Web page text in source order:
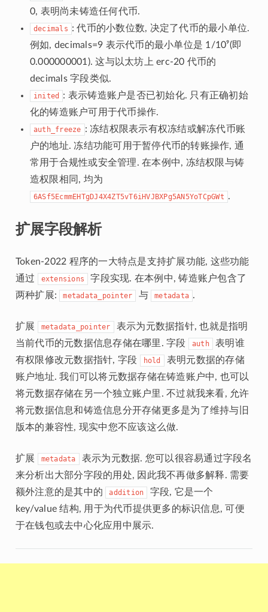
0, 表明尚未铸造任何代币.
decimals : 代币的小数位数, 决定了代币的最小单位.
例如, decimals=9 表示代币的最小单位是 1/10⁹(即
0.000000001). 这与以太坊上 erc-20 代币的
decimals 字段类似.
inited
: 表示铸造账户是否已初始化. 只有正确初始
化的铸造账户可用于代币操作.
auth_freeze : 冻结权限表示有权冻结或解冻代币账
户的地址. 冻结功能可用于暂停代币的转账操作, 通
常用于合规性或安全管理. 在本例中, 冻结权限与铸
造权限相同, 均为
6ASf5EcmmEHTgDJ4X4ZT5vT6iHVJBXPg5AN5YoTCpGWt .
扩展字段解析
Token-2022 程序的一大特点是支持扩展功能, 这些功能
通过
extensions
字段实现. 在本例中, 铸造账户包含了
两种扩展:
metadata_pointer 与 metadata .
扩展 metadata_pointer
表示为元数据指针, 也就是指明
当前代币的元数据信息存储在哪里. 字段
auth
表明谁
有权限修改元数据指针, 字段
hold
表明元数据的存储
账户地址. 我们可以将元数据存储在铸造账户中, 也可以
将元数据存储在另一个独立账户里. 不过就我来看, 允许
将元数据信息和铸造信息分开存储更多是为了维持与旧
版本的兼容性, 现实中您不应该这么做.
扩展 metadata
表示为元数据. 您可以很容易通过字段名
来分析出大部分字段的用处, 因此我不再做多解释. 需要
额外注意的是其中的
addition
字段, 它是一个
key/value 结构, 用于为代币提供更多的标识信息, 可便
于在钱包或去中心化应用中展示.